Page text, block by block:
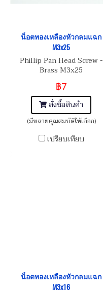
น็อตทองเหลืองหัวกลมแฉก
M3x25
Phillip Pan Head Screw -
Brass M3x25
฿7
สั่งซื้อสินค้า
(มีหลายคุณสมบัติให้เลือก)
เปรียบเทียบ
น็อตทองเหลืองหัวกลมแฉก
M3x16